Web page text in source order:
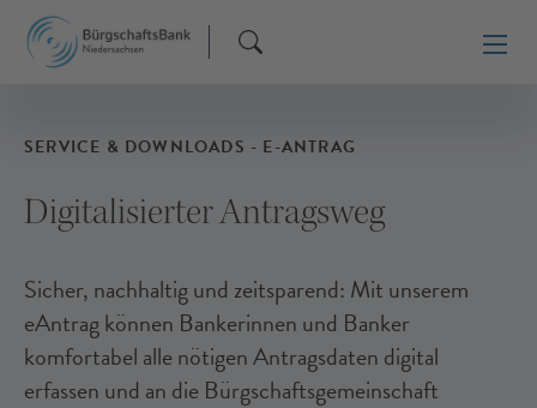
SERVICE & DOWNLOADS - E-ANTRAG
Digitalisierter Antragsweg
Sicher, nachhaltig und zeitsparend: Mit unserem
eAntrag können Bankerinnen und Banker
komfortabel alle nötigen Antragsdaten digital
erfassen und an die Bürgschaftsgemeinschaft